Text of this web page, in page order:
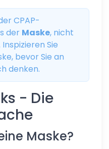
CPAP-
der Maske, nicht
Sie
bevor Sie an
denken.
- Die
Maske?